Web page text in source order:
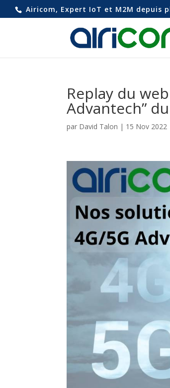
Airicom, Expert IoT et M2M depuis
Replay du
Advantech”
par David Talon | 15 Nov 2022